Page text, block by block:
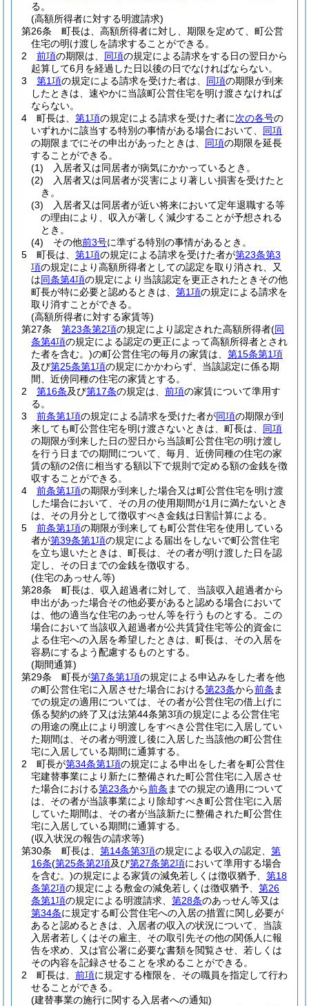
る。
(高額所得者に対する明渡請求)
第26条
町長は、高額所得者に対し、期限を定めて、町公営
住宅の明け渡しを請求することができる。
2
前項の期限は、 同項の規定による請求をする日の翌日から
起算して6月を経過した日以後の日でなければならない。
3
第1項の規定による請求を受けた者は、 同項の期限が到来
したときは、速やかに当該町公営住宅を明け渡さなければ
ならない。
4
町長は、 第1項の規定による請求を受けた者に次の各号の
いずれかに該当する特別の事情がある場合において、 同項
の期限までにその申出があったときは、 同項の期限を延長
することができる。
(1)
入居者又は同居者が病気にかかっているとき。
(2)
入居者又は同居者が災害により著しい損害を受けたと
き。
(3)
入居者又は同居者が近い将来において定年退職する等
の理由により、収入が著しく減少することが予想される
とき。
(4)
その他前3号に準ずる特別の事情があるとき。
5
町長は、 第1項の規定による請求を受けた者が第23条第3
項の規定により高額所得者としての認定を取り消され、又
は同条第4項の規定により当該認定を更正されたときその他
町長が特に必要と認めるときは、 第1項の規定による請求を
取り消すことができる。
(高額所得者に対する家賃等)
第27条
第23条第2項の規定により認定された高額所得者(同
条第4項の規定による認定の更正によって高額所得者とされ
た者を含む。)の町公営住宅の毎月の家賃は、 第15条第1項
及び第25条第1項の規定にかかわらず、当該認定に係る期
間、近傍同種の住宅の家賃とする。
2
第16条及び第17条の規定は、 前項の家賃について準用す
る。
3
前条第1項の規定による請求を受けた者が同項の期限が到
来しても町公営住宅を明け渡さないときは、町長は、 同項
の期限が到来した日の翌日から当該町公営住宅の明け渡し
を行う日までの期間について、毎月、近傍同種の住宅の家
賃の額の2倍に相当する額以下で規則で定める額の金銭を徴
収することができる。
4
前条第1項の期限が到来した場合又は町公営住宅を明け渡
した場合において、その月の使用期間が1月に満たないとき
は、その月分として徴収すべき金銭は日割計算による。
5
前条第1項の期限が到来しても町公営住宅を使用している
者が第39条第1項の規定による届出をしないで町公営住宅
を立ち退いたときは、町長は、その者が明け渡した日を認
定し、その日までの金銭を徴収する。
(住宅のあっせん等)
第28条
町長は、収入超過者に対して、当該収入超過者から
申出があった場合その他必要があると認める場合において
は、他の適当な住宅のあっせん等を行うものとする。
この
場合において当該収入超過者が公共賃貸住宅等公的資金に
よる住宅への入居を希望したときは、町長は、その入居を
容易にするよう配慮するものとする。
(期間通算)
第29条
町長が第7条第1項の規定による申込みをした者を他
の町公営住宅に入居させた場合における第23条から前条 ま
での規定の適用については、その者が公営住宅の借上げに
係る契約の終了又は法第44条第3項の規定による公営住宅
の用途の廃止により明渡しをすべき公営住宅に入居してい
た期間は、その者が明渡し後に入居した当該他の町公営住
宅に入居している期間に通算する。
2
町長が第34条第1項の規定による申出をした者を町公営住
宅建替事業により新たに整備された町公営住宅に入居させ
た場合における第23条から前条 までの規定の適用について
は、その者が当該事業により除却すべき町公営住宅に入居
していた期間は、その者が当該新たに整備された町公営住
宅に入居している期間に通算する。
(収入状況の報告の請求等)
第30条
町長は、 第14条第3項の規定による収入の認定、 第
16条(第25条第2項及び第27条第2項において準用する場合
を含む。)の規定による家賃の減免若しくは徴収猶予、 第18
条第2項の規定による敷金の減免若しくは徴収猶予、 第26
条第1項の規定による明渡請求、 第28条のあっせん等又は
第34条に規定する町公営住宅への入居の措置に関し必要が
あると認めるときは、入居者の収入の状況について、当該
入居者若しくはその雇主、その取引先その他の関係人に報
告を求め、又は官公署に必要な書類を閲覧させ、若しくは
その内容を記録させることを求めることができる。
2
町長は、 前項に規定する権限を、その職員を指定して行わ
せることができる。
(建替事業の施行に関する入居者への通知)